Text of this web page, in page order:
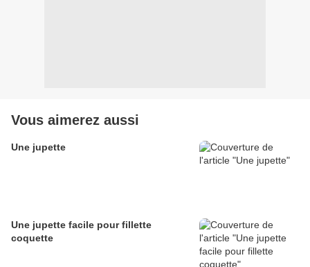
Vous aimerez aussi
Une jupette
Une jupette facile pour fillette
coquette